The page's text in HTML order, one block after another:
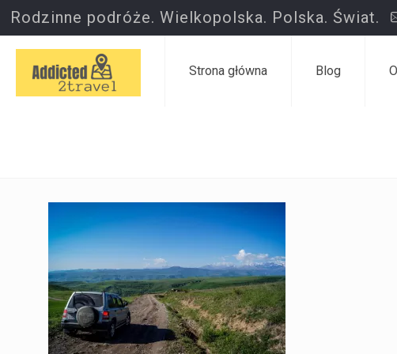
Rodzinne podróże. Wielkopolska. Polska. Świat.
Strona główna Blog